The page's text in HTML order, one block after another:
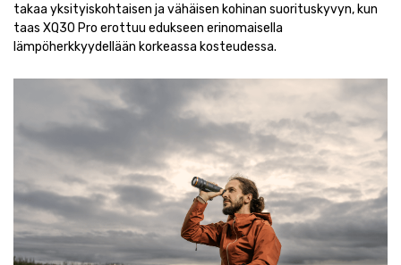
takaa yksityiskohtaisen ja vähäisen kohinan suorituskyvyn, kun
taas XQ30 Pro erottuu edukseen erinomaisella
lämpöherkkyydellään korkeassa kosteudessa.